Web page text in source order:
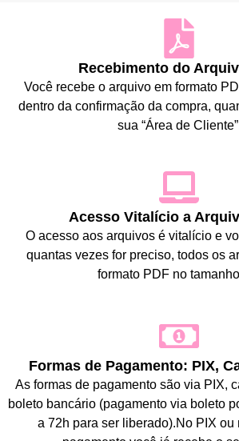
Recebimento do
Você recebe o arquivo em formato
dentro da confirmação da compra,
sua “Área de
Acesso Vitalício a
O acesso aos arquivos é vitalício e
quantas vezes for preciso, todos os
formato PDF no
Formas de Pagamento: PIX,
As formas de pagamento são via PIX,
boleto bancário (pagamento via boleto
a 72h para ser liberado).No PIX ou